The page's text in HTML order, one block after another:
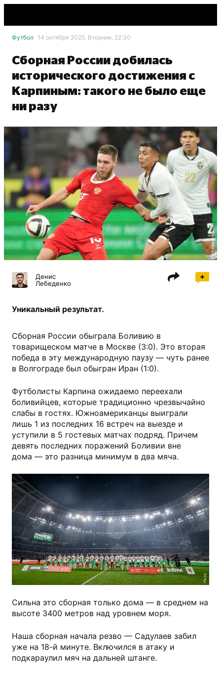
Футбол 14 октября 2025, Вторник, 22:30
Сборная России добилась
исторического достижения с
Карпиным: такого не было еще
ни разу
РИА Новости
Денис
Лебеденко
Уникальный результат.
Сборная России обыграла Боливию в
товарищеском матче в Москве (3:0). Это вторая
победа в эту международную паузу — чуть ранее
в Волгограде был обыгран Иран (1:0).
Футболисты Карпина ожидаемо переехали
боливийцев, которые традиционно чрезвычайно
слабы в гостях. Южноамериканцы выиграли
лишь 1 из последних 16 встреч на выезде и
уступили в 5 гостевых матчах подряд. Причем
девять последних поражений Боливии вне
дома — это разница минимум в два мяча.
rfs.ru
Сильна это сборная только дома — в среднем на
высоте 3400 метров над уровнем моря.
Наша сборная начала резво — Садулаев забил
уже на 18-й минуте. Включился в атаку и
подкараулил мяч на дальней штанге.